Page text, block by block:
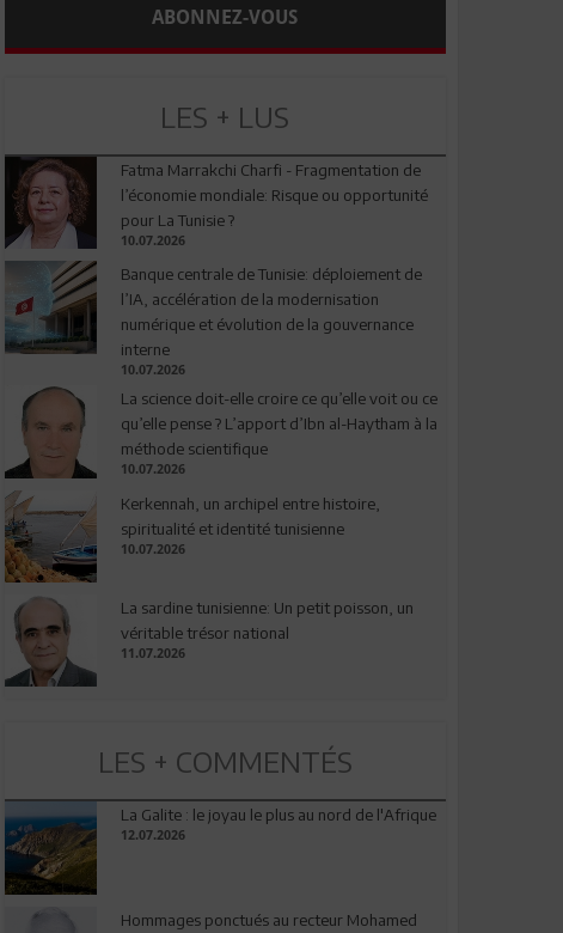
ABONNEZ-VOUS
LES + LUS
Fatma Marrakchi Charfi - Fragmentation de
l’économie mondiale: Risque ou opportunité
pour La Tunisie ?
10.07.2026
Banque centrale de Tunisie: déploiement de
l’IA, accélération de la modernisation
numérique et évolution de la gouvernance
interne
10.07.2026
La science doit-elle croire ce qu’elle voit ou ce
qu’elle pense ? L’apport d’Ibn al-Haytham à la
méthode scientifique
10.07.2026
Kerkennah, un archipel entre histoire,
spiritualité et identité tunisienne
10.07.2026
La sardine tunisienne: Un petit poisson, un
véritable trésor national
11.07.2026
LES + COMMENTÉS
La Galite : le joyau le plus au nord de l'Afrique
12.07.2026
Hommages ponctués au recteur Mohamed